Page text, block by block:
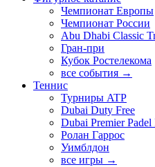
Чемпионат Европы
Чемпионат России
Abu Dhabi Classic
Гран-при
Кубок Ростелекома
все события →
Теннис
Турниры ATP
Dubai Duty Free
Dubai Premier Padel
Ролан Гаррос
Уимблдон
все игры →